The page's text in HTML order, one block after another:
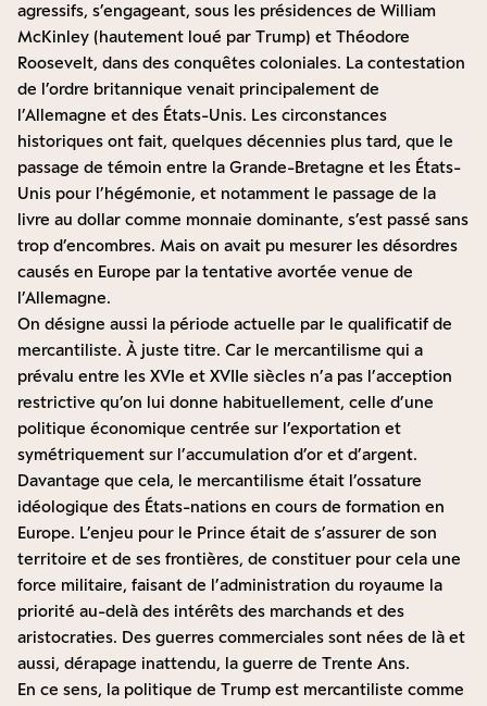
agressifs, s’engageant, sous les présidences de William
McKinley (hautement loué par Trump) et Théodore
Roosevelt, dans des conquêtes coloniales. La contestation
de l’ordre britannique venait principalement de
l’Allemagne et des États-Unis. Les circonstances
historiques ont fait, quelques décennies plus tard, que le
passage de témoin entre la Grande-Bretagne et les États-
Unis pour l’hégémonie, et notamment le passage de la
livre au dollar comme monnaie dominante, s’est passé sans
trop d’encombres. Mais on avait pu mesurer les désordres
causés en Europe par la tentative avortée venue de
l’Allemagne.
On désigne aussi la période actuelle par le qualificatif de
mercantiliste. À juste titre. Car le mercantilisme qui a
prévalu entre les XVIe et XVIIe siècles n’a pas l’acception
restrictive qu’on lui donne habituellement, celle d’une
politique économique centrée sur l’exportation et
symétriquement sur l’accumulation d’or et d’argent.
Davantage que cela, le mercantilisme était l’ossature
idéologique des États-nations en cours de formation en
Europe. L’enjeu pour le Prince était de s’assurer de son
territoire et de ses frontières, de constituer pour cela une
force militaire, faisant de l’administration du royaume la
priorité au-delà des intérêts des marchands et des
aristocraties. Des guerres commerciales sont nées de là et
aussi, dérapage inattendu, la guerre de Trente Ans.
En ce sens, la politique de Trump est mercantiliste comme